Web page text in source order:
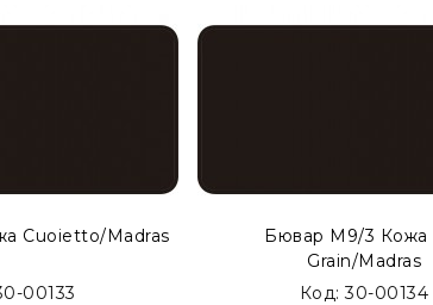
MODERN ACCENT.
Cuoietto/Madras
00133
Бювар М9/3 Кожа
Grain/Madras
Код: 30-00134